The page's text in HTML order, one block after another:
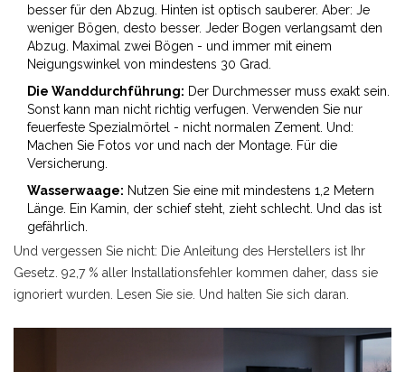
besser für den Abzug. Hinten ist optisch sauberer. Aber: Je
weniger Bögen, desto besser. Jeder Bogen verlangsamt den
Abzug. Maximal zwei Bögen - und immer mit einem
Neigungswinkel von mindestens 30 Grad.
Die Wanddurchführung: Der Durchmesser muss exakt sein.
Sonst kann man nicht richtig verfugen. Verwenden Sie nur
feuerfeste Spezialmörtel - nicht normalen Zement. Und:
Machen Sie Fotos vor und nach der Montage. Für die
Versicherung.
Wasserwaage: Nutzen Sie eine mit mindestens 1,2 Metern
Länge. Ein Kamin, der schief steht, zieht schlecht. Und das ist
gefährlich.
Und vergessen Sie nicht: Die Anleitung des Herstellers ist Ihr
Gesetz. 92,7 % aller Installationsfehler kommen daher, dass sie
ignoriert wurden. Lesen Sie sie. Und halten Sie sich daran.